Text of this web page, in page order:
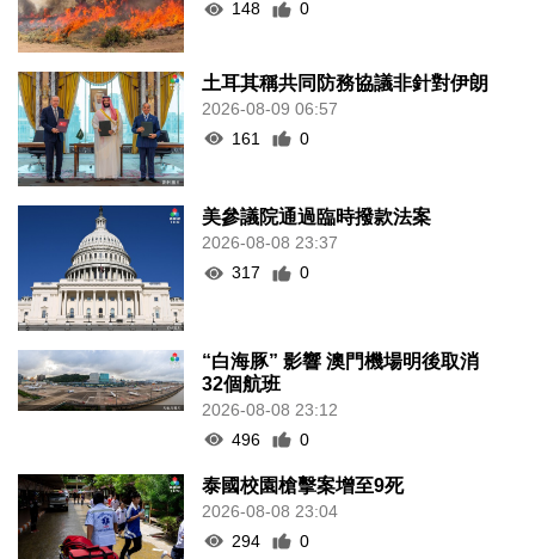
148
0
土耳其稱共同防務協議非針對伊朗
2026-08-09 06:57
161
0
美參議院通過臨時撥款法案
2026-08-08 23:37
317
0
“白海豚” 影響 澳門機場明後取消
32個航班
2026-08-08 23:12
496
0
泰國校園槍擊案增至9死
2026-08-08 23:04
294
0